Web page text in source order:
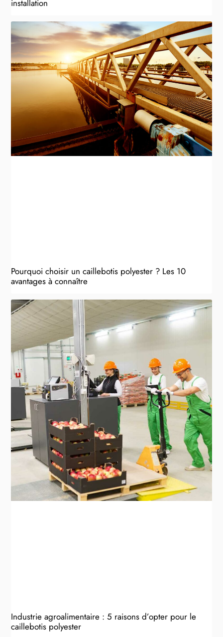
installation
Pourquoi choisir un caillebotis polyester ? Les 10
avantages à connaître
Industrie agroalimentaire : 5 raisons d’opter pour le
caillebotis polyester